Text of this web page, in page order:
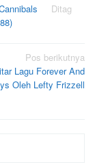
Ditag
Pos berikutnya
Lagu Forever And
Oleh Lefty Frizzell